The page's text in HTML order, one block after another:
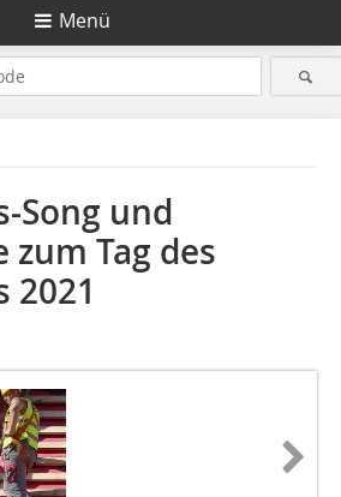
Menü
Song und
zum Tag des
2021